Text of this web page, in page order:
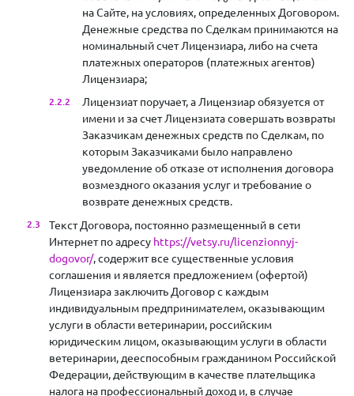
на Сайте, на условиях, определенных Договором.
Денежные средства по Сделкам принимаются на
номинальный счет Лицензиара, либо на счета
платежных операторов (платежных агентов)
Лицензиара;
Лицензиат поручает, а Лицензиар обязуется от
имени и за счет Лицензиата совершать возвраты
Заказчикам денежных средств по Сделкам, по
которым Заказчиками было направлено
уведомление об отказе от исполнения договора
возмездного оказания услуг и требование о
возврате денежных средств.
Текст Договора, постоянно размещенный в сети
Интернет по адресу https://vetsy.ru/licenzionnyj-
dogovor/, содержит все существенные условия
соглашения и является предложением (офертой)
Лицензиара заключить Договор с каждым
индивидуальным предпринимателем, оказывающим
услуги в области ветеринарии, российским
юридическим лицом, оказывающим услуги в области
ветеринарии, дееспособным гражданином Российской
Федерации, действующим в качестве плательщика
налога на профессиональный доход и, в случае